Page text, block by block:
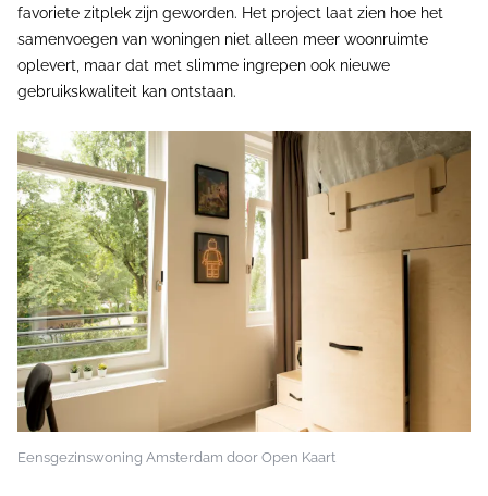
favoriete zitplek zijn geworden. Het project laat zien hoe het
samenvoegen van woningen niet alleen meer woonruimte
oplevert, maar dat met slimme ingrepen ook nieuwe
gebruikskwaliteit kan ontstaan.
Eensgezinswoning Amsterdam door Open Kaart